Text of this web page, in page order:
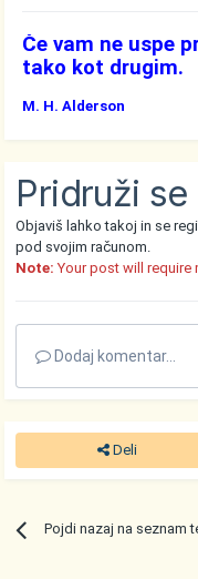
Če vam ne uspe
tako kot drugim.
M. H. Alderson
Pridruži
Objaviš lahko takoj in se
pod svojim računom.
Note: Your post will require
Dodaj komentar...
Deli
Pojdi nazaj na seznam